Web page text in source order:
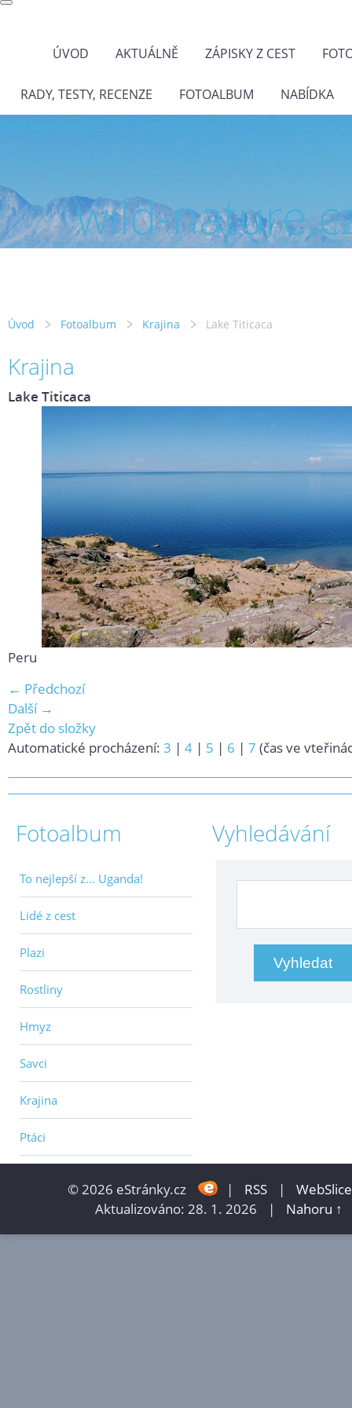
ÚVOD AKTUÁLNĚ ZÁPISKY Z CEST
RADY, TESTY, RECENZE FOTOALBUM NABÍDKA
wild-
Úvod Fotoalbum Krajina Lake Titicaca
Krajina
Lake Titicaca
Peru
← Předchozí
Další →
Zpět do složky
Automatické procházení: 3 | 4 | 5 | 6 | 7 (čas ve
Fotoalbum
To nejlepší z... Uganda!
Lidé z cest
Plazi
Rostliny
Hmyz
Savci
Krajina
Ptáci
Vyhledávání
© 2026 eStránky.cz | RSS |
WebSlice
Aktualizováno: 28. 1. 2026
| Nahoru ↑